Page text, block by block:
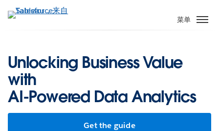
转
容
菜单
Unlocking Business Value
with
AI-Powered Data Analytics
Get the guide